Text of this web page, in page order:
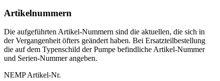
Artikelnummern
Die aufgeführten Artikel-Nummern sind die aktuellen, die sich in
der Vergangenheit öfters geändert haben. Bei Ersatzteilbestellung
die auf dem Typenschild der Pumpe befindliche Artikel-Nummer
und Serien-Nummer angeben.
NEMP Artikel-Nr.